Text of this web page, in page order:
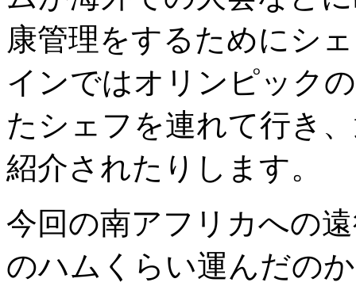
康管理をするためにシ
インではオリンピック
たシェフを連れて行き
紹介されたりします。
今回の南アフリカへの
のハムくらい運んだの